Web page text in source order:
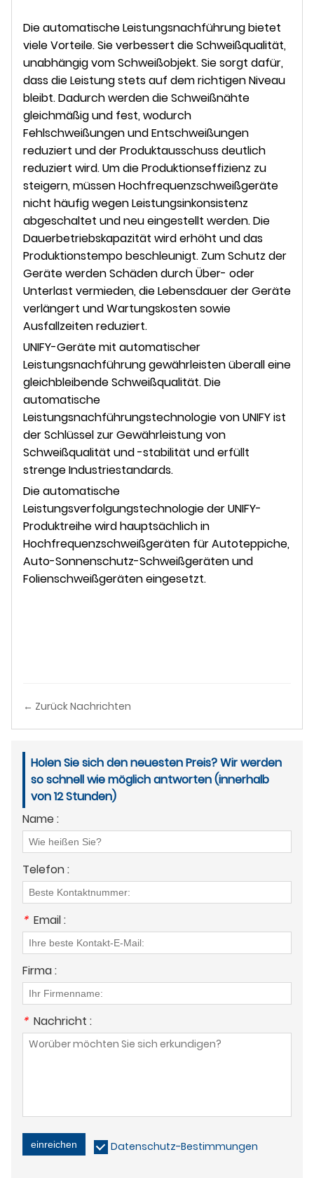
Die automatische Leistungsnachführung bietet
viele Vorteile. Sie verbessert die Schweißqualität,
unabhängig vom Schweißobjekt. Sie sorgt dafür,
dass die Leistung stets auf dem richtigen Niveau
bleibt. Dadurch werden die Schweißnähte
gleichmäßig und fest, wodurch
Fehlschweißungen und Entschweißungen
reduziert und der Produktausschuss deutlich
reduziert wird. Um die Produktionseffizienz zu
steigern, müssen Hochfrequenzschweißgeräte
nicht häufig wegen Leistungsinkonsistenz
abgeschaltet und neu eingestellt werden. Die
Dauerbetriebskapazität wird erhöht und das
Produktionstempo beschleunigt. Zum Schutz der
Geräte werden Schäden durch Über- oder
Unterlast vermieden, die Lebensdauer der Geräte
verlängert und Wartungskosten sowie
Ausfallzeiten reduziert.
UNIFY-Geräte mit automatischer
Leistungsnachführung gewährleisten überall eine
gleichbleibende Schweißqualität. Die
automatische
Leistungsnachführungstechnologie von UNIFY ist
der Schlüssel zur Gewährleistung von
Schweißqualität und -stabilität und erfüllt
strenge Industriestandards.
Die automatische
Leistungsverfolgungstechnologie der UNIFY-
Produktreihe wird hauptsächlich in
Hochfrequenzschweißgeräten für Autoteppiche,
Auto-Sonnenschutz-Schweißgeräten und
Folienschweißgeräten eingesetzt.
← Zurück Nachrichten
Holen Sie sich den neuesten Preis? Wir werden
so schnell wie möglich antworten (innerhalb
von 12 Stunden)
Name :
Telefon :
* Email :
Firma :
* Nachricht :
einreichen Datenschutz-Bestimmungen